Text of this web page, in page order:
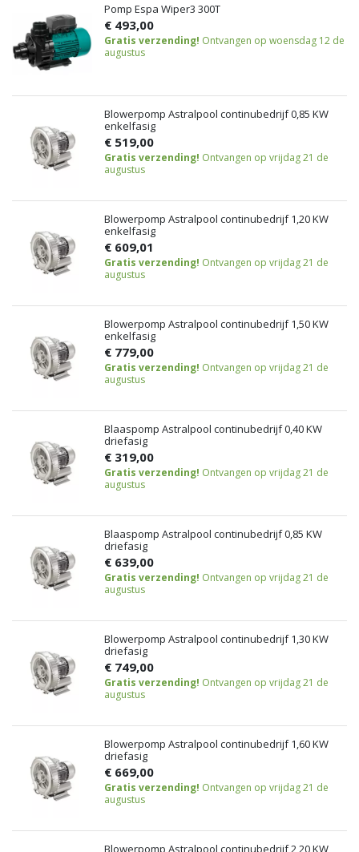
Pomp Espa Wiper3 300T
€ 493,00
Gratis verzending! Ontvangen op woensdag 12 de
augustus
Blowerpomp Astralpool continubedrijf 0,85 KW
enkelfasig
€ 519,00
Gratis verzending! Ontvangen op vrijdag 21 de
augustus
Blowerpomp Astralpool continubedrijf 1,20 KW
enkelfasig
€ 609,01
Gratis verzending! Ontvangen op vrijdag 21 de
augustus
Blowerpomp Astralpool continubedrijf 1,50 KW
enkelfasig
€ 779,00
Gratis verzending! Ontvangen op vrijdag 21 de
augustus
Blaaspomp Astralpool continubedrijf 0,40 KW
driefasig
€ 319,00
Gratis verzending! Ontvangen op vrijdag 21 de
augustus
Blaaspomp Astralpool continubedrijf 0,85 KW
driefasig
€ 639,00
Gratis verzending! Ontvangen op vrijdag 21 de
augustus
Blowerpomp Astralpool continubedrijf 1,30 KW
driefasig
€ 749,00
Gratis verzending! Ontvangen op vrijdag 21 de
augustus
Blowerpomp Astralpool continubedrijf 1,60 KW
driefasig
€ 669,00
Gratis verzending! Ontvangen op vrijdag 21 de
augustus
Blowerpomp Astralpool continubedrijf 2,20 KW